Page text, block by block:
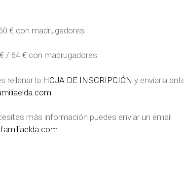
€ con madrugadores
/ 64 € con madrugadores
rellanar la HOJA DE INSCRIPCIÓN y enviarla
más información puedes enviar un email